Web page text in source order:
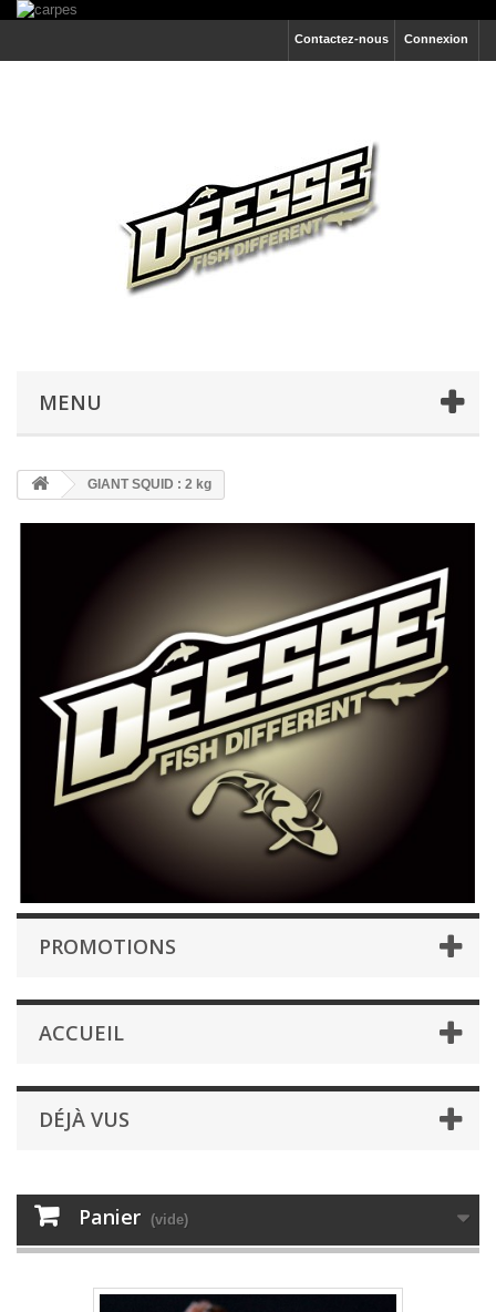
Connexion
Contactez-nous
MENU
GIANT SQUID : 2 kg
PROMOTIONS
ACCUEIL
DÉJÀ VUS
Panier (vide)